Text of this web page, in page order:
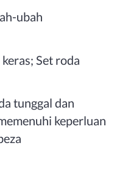
ubah
Set roda
tunggal dan
keperluan